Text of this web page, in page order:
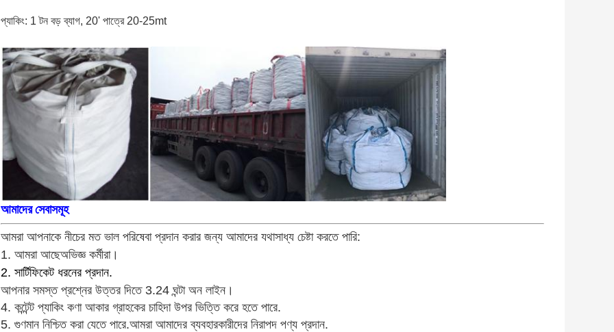
প্যাকিং: 1 টন বড় ব্যাগ, 20' পাত্রে 20-25mt
আমাদের সেবাসমূহ
আমরা আপনাকে নীচের মত ভাল পরিষেবা প্রদান করার জন্য আমাদের যথাসাধ্য চেষ্টা করতে পারি:
1. আমরা আছেঅভিজ্ঞ কর্মীরা।
2. সার্টিফিকেট ধরনের প্রদান.
আপনার সমস্ত প্রশ্নের উত্তর দিতে 3.24 ঘন্টা অন লাইন।
4. কন্টেন্ট প্যাকিং কণা আকার গ্রাহকের চাহিদা উপর ভিত্তি করে হতে পারে.
5. গুণমান নিশ্চিত করা যেতে পারে.আমরা আমাদের ব্যবহারকারীদের নিরাপদ পণ্য প্রদান.